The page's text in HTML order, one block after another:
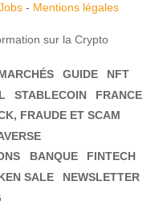
- Mentions légales
sur la Crypto
GUIDE
NFT
STABLECOIN
FRANCE
FRAUDE ET SCAM
BANQUE
FINTECH
SALE
NEWSLETTER